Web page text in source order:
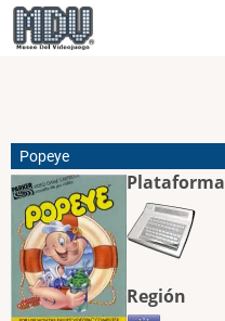
Pasar
al
Popeye
Plataforma
Región